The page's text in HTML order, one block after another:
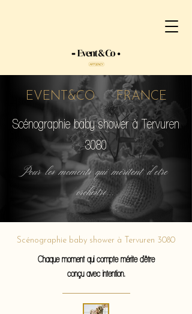
EVENT&CO FRANCE
Scénographie baby shower à Tervuren
3080
Pour les moments qui méritent d'etre
orchestré...
Scénographie baby shower à Tervuren 3080
Chaque moment qui compte mérite d'être
conçu avec intention.